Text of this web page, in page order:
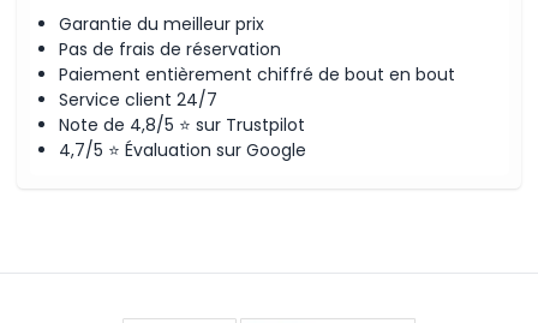
Garantie du meilleur prix
Pas de frais de réservation
Paiement entièrement chiffré de bout en bout
Service client 24/7
Note de 4,8/5 ⭐ sur Trustpilot
4,7/5 ⭐ Évaluation sur Google